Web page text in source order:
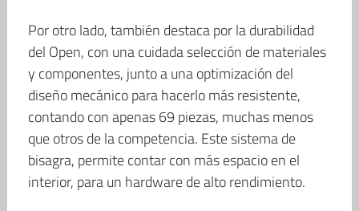
Por otro lado, también destaca por la durabilidad
del Open, con una cuidada selección de materiales
y componentes, junto a una optimización del
diseño mecánico para hacerlo más resistente,
contando con apenas 69 piezas, muchas menos
que otros de la competencia. Este sistema de
bisagra, permite contar con más espacio en el
interior, para un hardware de alto rendimiento.